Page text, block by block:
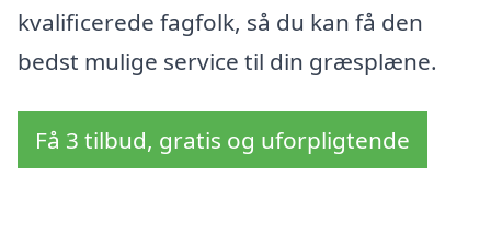
kvalificerede fagfolk, så du kan få den
bedst mulige service til din græsplæne.
Få 3 tilbud, gratis og uforpligtende